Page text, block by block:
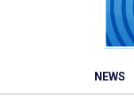
NEWS